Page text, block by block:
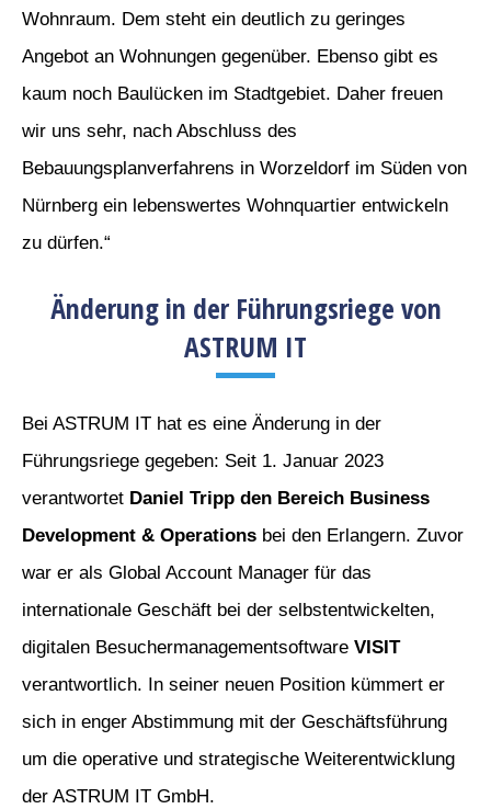
Wohnraum. Dem steht ein deutlich zu geringes
Angebot an Wohnungen gegenüber. Ebenso gibt es
kaum noch Baulücken im Stadtgebiet. Daher freuen
wir uns sehr, nach Abschluss des
Bebauungsplanverfahrens in Worzeldorf im Süden von
Nürnberg ein lebenswertes Wohnquartier entwickeln
zu dürfen.“
Änderung in der Führungsriege von
ASTRUM IT
Bei ASTRUM IT hat es eine Änderung in der
Führungsriege gegeben: Seit 1. Januar 2023
verantwortet Daniel Tripp den Bereich Business
Development & Operations bei den Erlangern. Zuvor
war er als Global Account Manager für das
internationale Geschäft bei der selbstentwickelten,
digitalen Besuchermanagementsoftware VISIT
verantwortlich. In seiner neuen Position kümmert er
sich in enger Abstimmung mit der Geschäftsführung
um die operative und strategische Weiterentwicklung
der ASTRUM IT GmbH.